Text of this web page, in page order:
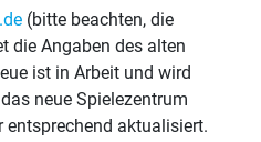
(bitte beachten, die
die Angaben des alten
ist in Arbeit und wird
neue Spielezentrum
aktualisiert.